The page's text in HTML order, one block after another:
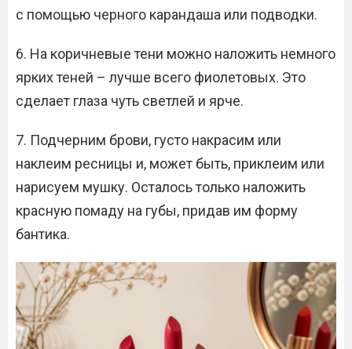
с помощью черного карандаша или подводки.
6. На коричневые тени можно наложить немного
ярких теней – лучше всего фиолетовых. Это
сделает глаза чуть светлей и ярче.
7. Подчерним брови, густо накрасим или
наклеим ресницы и, может быть, приклеим или
нарисуем мушку. Осталось только наложить
красную помаду на губы, придав им форму
бантика.